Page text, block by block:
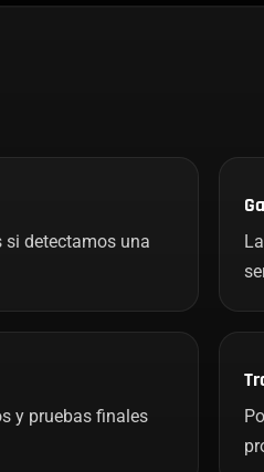
detectamos una
y pruebas finales